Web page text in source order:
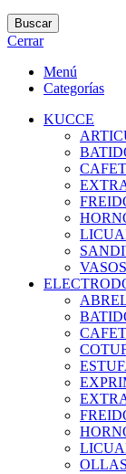
Buscar
Cerrar
Menú
Categorías
KUCCE
VASOS